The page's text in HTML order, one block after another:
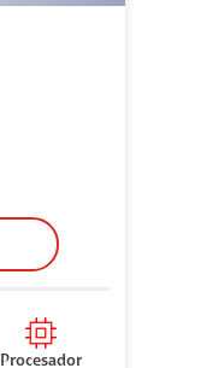
Procesador